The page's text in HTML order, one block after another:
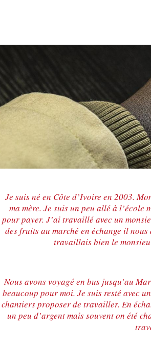
Je suis né en Côte d’Ivoire en 2003.
ma mère. Je suis un peu allé à l’école
pour payer. J’ai travaillé avec un
des fruits au marché en échange il
travaillais bien le
Nous avons voyagé en bus jusqu’au
beaucoup pour moi. Je suis resté avec
chantiers proposer de travailler. En
un peu d’argent mais souvent on été